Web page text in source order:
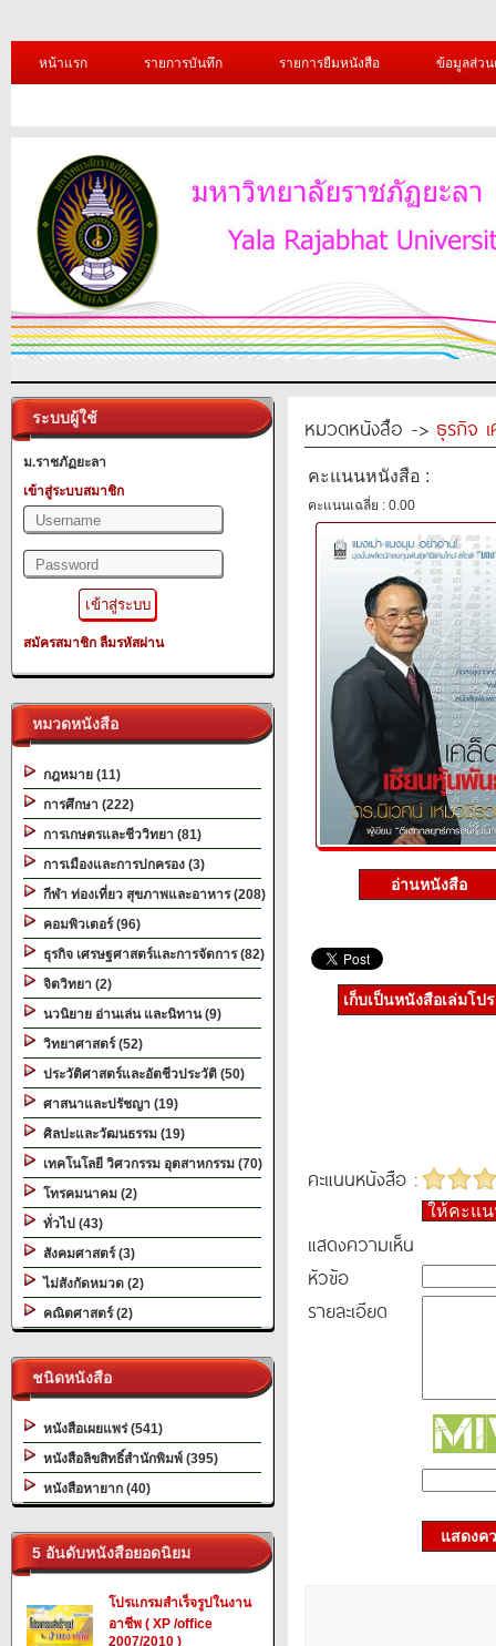
หน้าแรก รายการบันทึก รายการยืมหนังสือ ข้อมูลส่ว
ระบบผู้ใช้
ม.ราชภัฏยะลา
เข้าสู่ระบบสมาชิก
สมัครสมาชิก ลืมรหัสผ่าน
หมวดหนังสือ
กฎหมาย (11)
การศึกษา (222)
การเกษตรและชีววิทยา (81)
การเมืองและการปกครอง (3)
กีฬา ท่องเที่ยว สุขภาพและอาหาร (208)
คอมพิวเตอร์ (96)
ธุรกิจ เศรษฐศาสตร์และการจัดการ (82)
จิตวิทยา (2)
นวนิยาย อ่านเล่น และนิทาน (9)
วิทยาศาสตร์ (52)
ประวัติศาสตร์และอัตชีวประวัติ (50)
ศาสนาและปรัชญา (19)
ศิลปะและวัฒนธรรม (19)
เทคโนโลยี วิศวกรรม อุตสาหกรรม (70)
โทรคมนาคม (2)
ทั่วไป (43)
สังคมศาสตร์ (3)
ไม่สังกัดหมวด (2)
คณิตศาสตร์ (2)
ชนิดหนังสือ
หนังสือเผยแพร่ (541)
หนังสือลิขสิทธิ์สำนักพิมพ์ (395)
หนังสือหายาก (40)
5 อันดับหนังสือยอดนิยม
โปรแกรมสำเร็จรูปในงาน
อาชีพ ( XP /office
2007/2010 )
หมวดหนังสือ -> ธุรกิจ
คะแนนหนังสือ :
คะแนนเฉลี่ย : 0.00
อ่านหนังสือ
เก็บเป็นหนังสือเล่มโป
คะแนนหนังสือ :
ให้คะแ
แสดงความเห็น
หัวข้อ
รายละเอียด
แสดงค